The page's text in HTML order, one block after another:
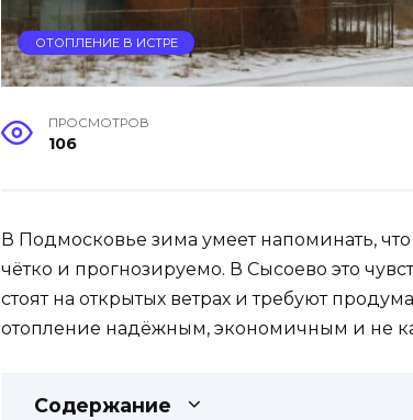
ОТОПЛЕНИЕ В ИСТРЕ
ПРОСМОТРОВ
106
В Подмосковье зима умеет напоминать,
чётко и прогнозируемо. В Сысоево это
стоят на открытых ветрах и требуют
отопление надёжным, экономичным и не
Содержание